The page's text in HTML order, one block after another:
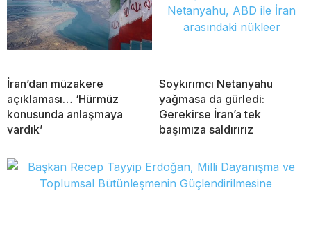
İran’dan müzakere
açıklaması… ‘Hürmüz
konusunda anlaşmaya
vardık’
Soykırımcı Netanyahu
yağmasa da gürledi:
Gerekirse İran’a tek
başımıza saldırırız